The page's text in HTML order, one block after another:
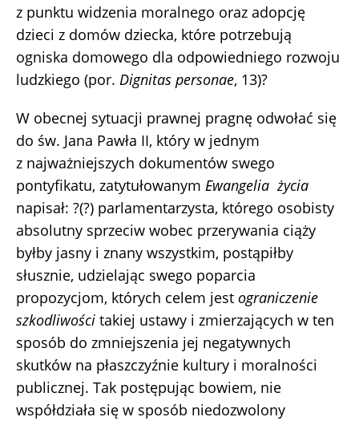
z punktu widzenia moralnego oraz adopcję
dzieci z domów dziecka, które potrzebują
ogniska domowego dla odpowiedniego rozwoju
ludzkiego (por. Dignitas personae, 13)?
W obecnej sytuacji prawnej pragnę odwołać się
do św. Jana Pawła II, który w jednym
z najważniejszych dokumentów swego
pontyfikatu, zatytułowanym Ewangelia życia
napisał: ?(?) parlamentarzysta, którego osobisty
absolutny sprzeciw wobec przerywania ciąży
byłby jasny i znany wszystkim, postąpiłby
słusznie, udzielając swego poparcia
propozycjom, których celem jest ograniczenie
szkodliwości takiej ustawy i zmierzających w ten
sposób do zmniejszenia jej negatywnych
skutków na płaszczyźnie kultury i moralności
publicznej. Tak postępując bowiem, nie
współdziała się w sposób niedozwolony